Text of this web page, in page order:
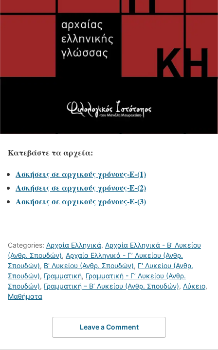
Κατεβάστε τα αρχεία:
Ασκήσεις σε αρχικούς χρόνους-E-(1)
Ασκήσεις σε αρχικούς χρόνους-E-(2)
Ασκήσεις σε αρχικούς χρόνους-E-(3)
Categories: Αρχαία Ελληνικά, Αρχαία Ελληνικά - Β’ Λυκείου
(Ανθρ. Σπουδών), Αρχαία Ελληνικά - Γ’ Λυκείου (Ανθρ.
Σπουδών), Β' Λυκείου (Ανθρ. Σπουδών), Γ' Λυκείου (Ανθρ.
Σπουδών), Γραμματική, Γραμματική - Γ’ Λυκείου (Ανθρ.
Σπουδών), Γραμματική – Β’ Λυκείου (Ανθρ. Σπουδών), Λύκειο,
Μαθήματα
Leave a Comment